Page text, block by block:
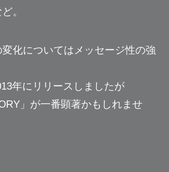
。
化についてはメッセージ性の強
年にリリースしましたが
」が一番顕著かもしれませ